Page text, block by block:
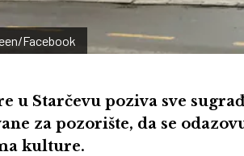
Facebook
u Starčevu poziva sve
za pozorište, da se
kulture.